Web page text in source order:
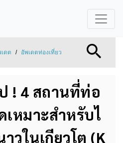
ดต / อัพเดตท่องเที่ยว
! 4 สถานที่ท่อ
หมาะสำหรับไ
วในเกียวโต (K